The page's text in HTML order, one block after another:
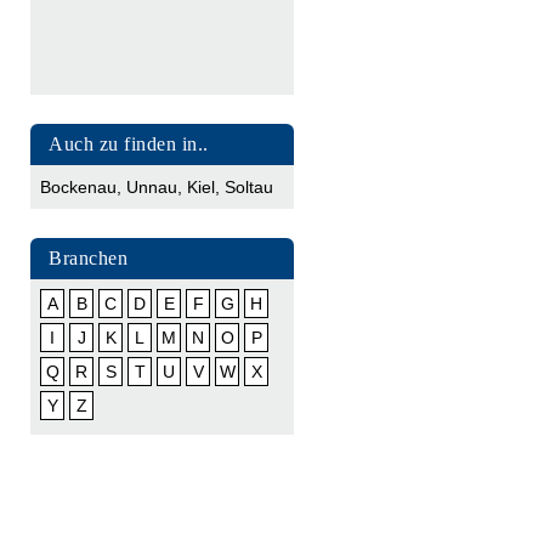
Auch zu finden in..
Bockenau Unnau Kiel Soltau
Branchen
A B C D E F G
H
I
J K L M N O
P
Q
R S T U V W
X
Y
Z